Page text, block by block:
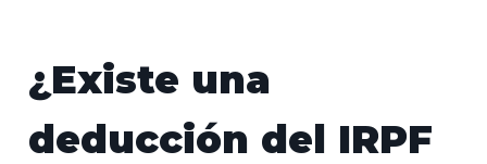
¿Existe una
deducción del IRPF